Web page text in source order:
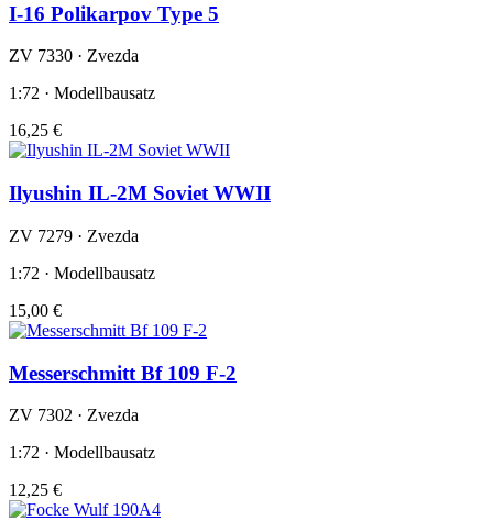
I-16 Polikarpov Type 5
ZV 7330 · Zvezda
1:72 · Modellbausatz
16,25 €
Ilyushin IL-2M Soviet WWII
ZV 7279 · Zvezda
1:72 · Modellbausatz
15,00 €
Messerschmitt Bf 109 F-2
ZV 7302 · Zvezda
1:72 · Modellbausatz
12,25 €